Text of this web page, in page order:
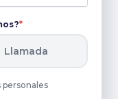
*
Llamada